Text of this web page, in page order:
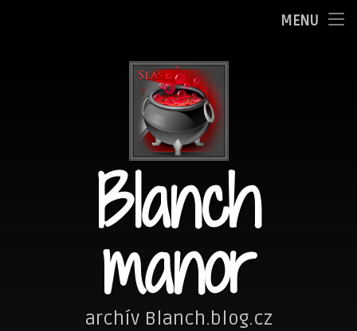
MENU
Návštěvní kniha
Blanch
manor
archív Blanch.blog.cz